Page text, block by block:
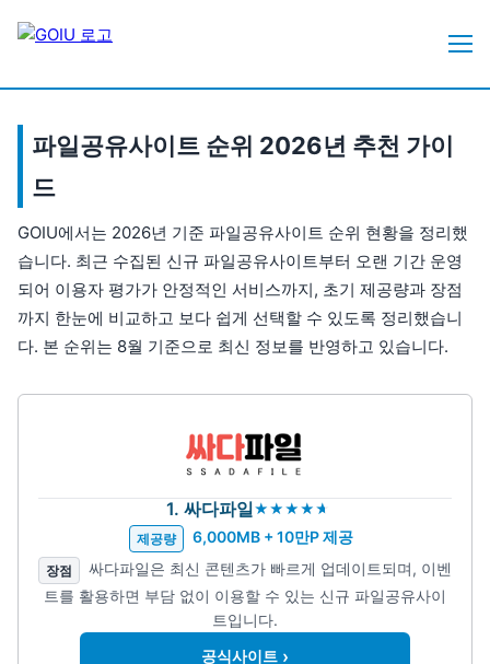
파일공유사이트 순위 2026년 추천 가이
드
GOIU에서는 2026년 기준 파일공유사이트 순위 현황을 정리했
습니다. 최근 수집된 신규 파일공유사이트부터 오랜 기간 운영
되어 이용자 평가가 안정적인 서비스까지, 초기 제공량과 장점
까지 한눈에 비교하고 보다 쉽게 선택할 수 있도록 정리했습니
다. 본 순위는 8월 기준으로 최신 정보를 반영하고 있습니다.
1. 싸다파일
제공량 6,000MB + 10만P 제공
장점
싸다파일은 최신 콘텐츠가 빠르게 업데이트되며, 이벤
트를 활용하면 부담 없이 이용할 수 있는 신규 파일공유사이
트입니다.
공식사이트 ›